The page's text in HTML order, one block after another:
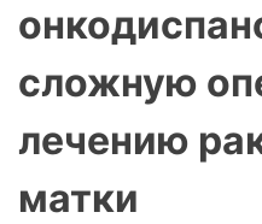
сложную
лечению
матки